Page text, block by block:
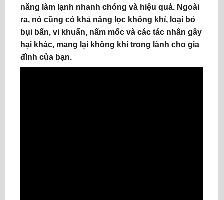
năng làm lạnh nhanh chóng và hiệu quả. Ngoài
ra, nó cũng có khả năng lọc không khí, loại bỏ
bụi bẩn, vi khuẩn, nấm mốc và các tác nhân gây
hại khác, mang lại không khí trong lành cho gia
đình của bạn.